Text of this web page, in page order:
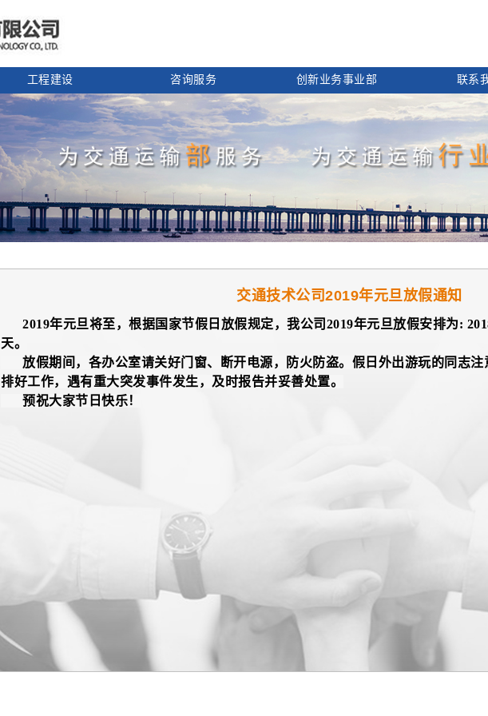
工程建设 咨询服务 创新业务事业部 联系
交通技术公司2019年元旦放假通知
2019年元旦将至，根据国家节假日放假规定，我公司2019年元旦放假安排为:
天。
放假期间，各办公室请关好门窗、断开电源，防火防盗。假日外出游玩的同志注
排好工作，遇有重大突发事件发生，及时报告并妥善处置。
预祝大家节日快乐！